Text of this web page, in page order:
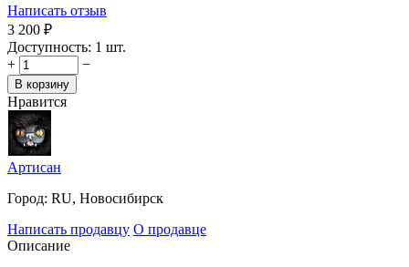
Написать отзыв
3 200 ₽
Доступность: 1 шт.
+
−
В корзину
Нравится
Артисан
Город: RU, Новосибирск
Написать продавцу О продавце
Описание